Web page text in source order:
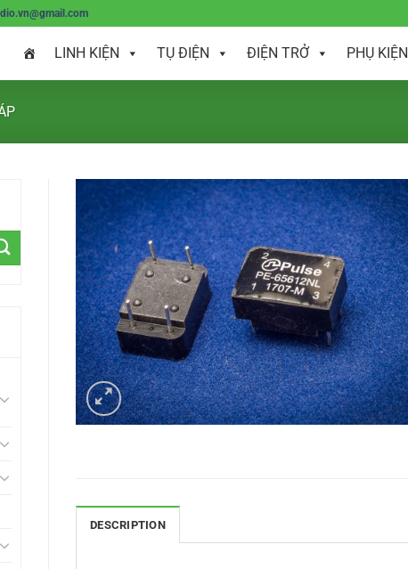
LINH KIỆN TỤ ĐIỆN ĐIỆN TRỞ PHỤ KIỆN
DESCRIPTION